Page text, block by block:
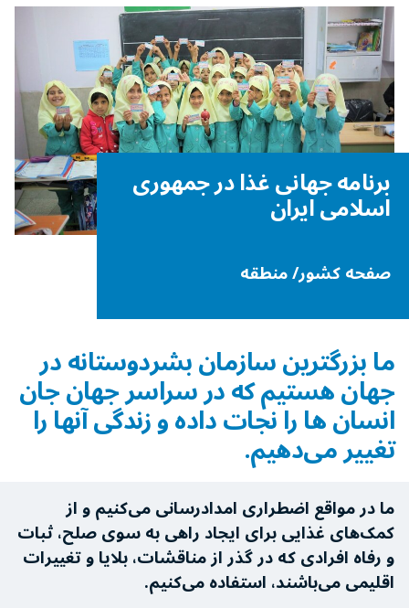
برنامه جهانی غذا در جمهوری
اسلامی ایران
صفحه کشور/ منطقه
ما بزرگترین سازمان بشردوستانه در
جهان هستیم که در سراسر جهان جان
انسان ها را نجات ‌داده و زندگی آنها را
تغییر می‌دهیم.
ما در مواقع اضطراری امدادرسانی می‌کنیم و از
کمک‌های غذایی برای ایجاد راهی به سوی صلح، ثبات
و رفاه افرادی که در گذر از مناقشات، بلایا و تغییرات
اقلیمی می‌باشند، استفاده می‌کنیم.